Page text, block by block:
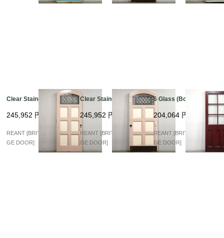
Clear Stained arch
245,952 円
REANT [BRITISH VINTA
GE DOOR]
Clear Stained arch
245,952 円
REANT [BRITISH VINTA
GE DOOR]
6 Glass (Bordeaux)
204,064 円
REANT [BRITISH VINTA
GE DOOR]